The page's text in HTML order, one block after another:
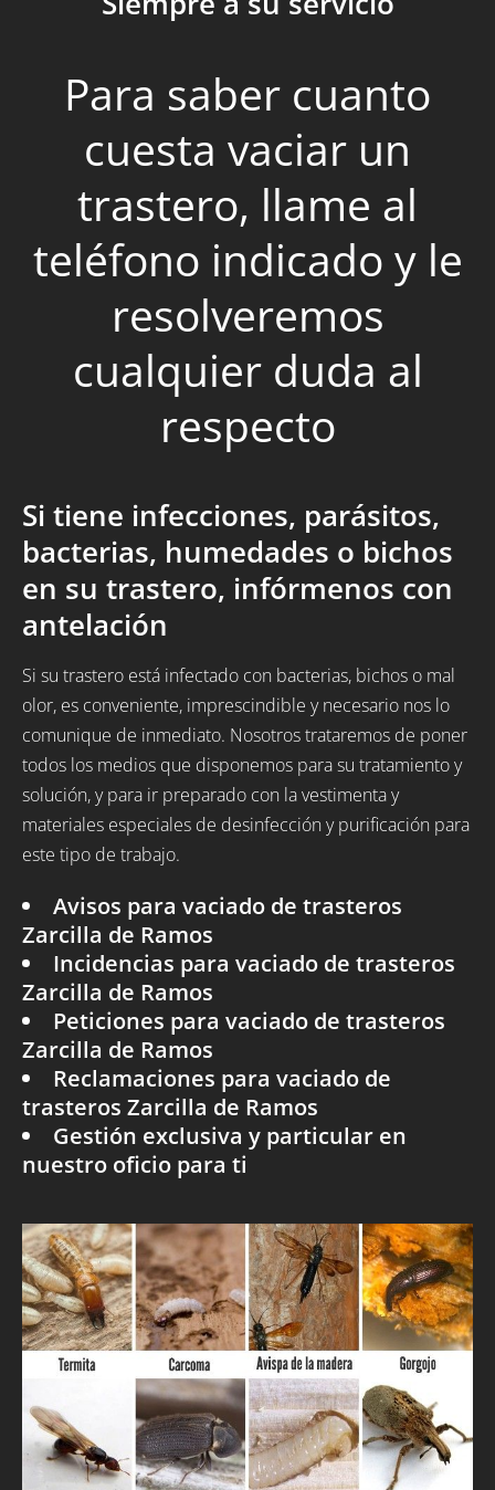
Para saber cuanto
cuesta vaciar un
trastero, llame al
teléfono indicado y le
resolveremos
cualquier duda al
respecto
Si tiene infecciones, parásitos,
bacterias, humedades o bichos
en su trastero, infórmenos con
antelación
Si su trastero está infectado con bacterias, bichos o mal
olor, es conveniente, imprescindible y necesario nos lo
comunique de inmediato. Nosotros trataremos de poner
todos los medios que disponemos para su tratamiento y
solución, y para ir preparado con la vestimenta y
materiales especiales de desinfección y purificación para
este tipo de trabajo.
Avisos para vaciado de trasteros
Zarcilla de Ramos
Incidencias para vaciado de trasteros
Zarcilla de Ramos
Peticiones para vaciado de trasteros
Zarcilla de Ramos
Reclamaciones para vaciado de
trasteros Zarcilla de Ramos
Gestión exclusiva y particular en
nuestro oficio para ti